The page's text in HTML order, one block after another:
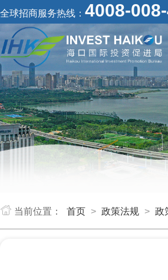
全球招商服务热线： 4008-
当前位置： 首页 > 政策法规 > 政